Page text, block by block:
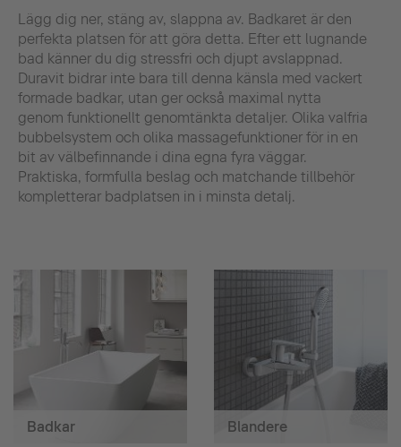
Lägg dig ner, stäng av, slappna av. Badkaret är den
perfekta platsen för att göra detta. Efter ett lugnande
bad känner du dig stressfri och djupt avslappnad.
Duravit bidrar inte bara till denna känsla med vackert
formade badkar, utan ger också maximal nytta
genom funktionellt genomtänkta detaljer. Olika valfria
bubbelsystem och olika massagefunktioner för in en
bit av välbefinnande i dina egna fyra väggar.
Praktiska, formfulla beslag och matchande tillbehör
kompletterar badplatsen in i minsta detalj.
Badkar Blandere